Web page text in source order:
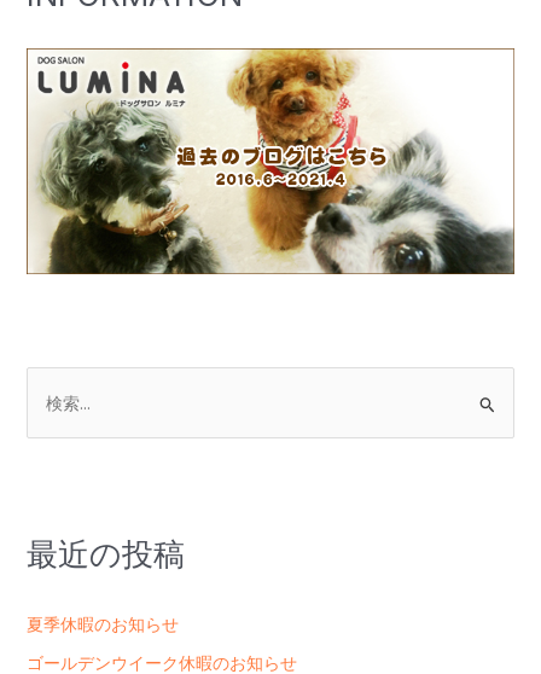
索
最近の投稿
夏季休暇のお知らせ
ゴールデンウイーク休暇のお知らせ